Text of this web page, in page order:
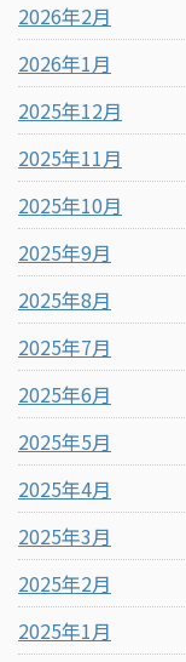
2026年2月
2026年1月
2025年12月
2025年11月
2025年10月
2025年9月
2025年8月
2025年7月
2025年6月
2025年5月
2025年4月
2025年3月
2025年2月
2025年1月